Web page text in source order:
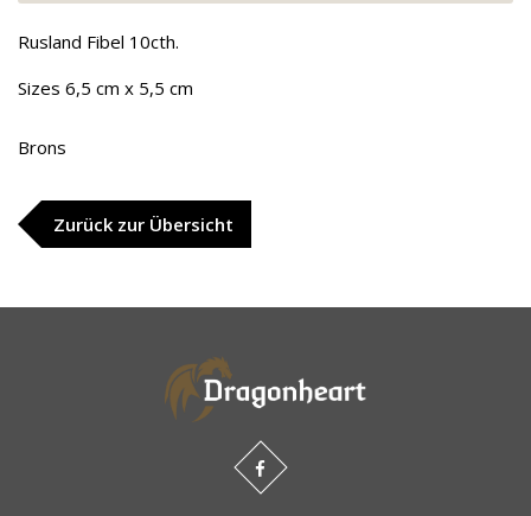
Rusland Fibel 10cth.
Sizes 6,5 cm x 5,5 cm
Brons
Zurück zur Übersicht